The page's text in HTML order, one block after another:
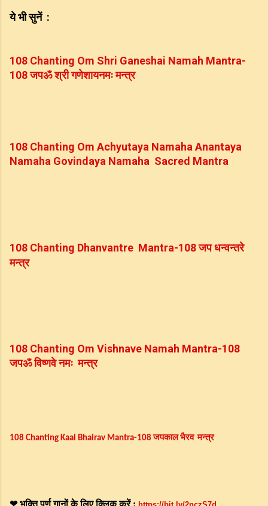
येभीसुनें :
108 Chanting Om Shri Ganeshai Namah Mantra-
108 जपॐ श्री गणेशायनमः मन्त्र
108 Chanting Om Achyutaya Namaha Anantaya
Namaha Govindaya Namaha  Sacred Mantra
108 Chanting Dhanvantre  Mantra-108 जपधन्वन्तरे
मन्त्र
108
जपॐ विष्णवे नमः मन्त्र
108 Chanting Kaal Bhairav Mantra-108 जपकालभैरव मन्त्र
❤ :